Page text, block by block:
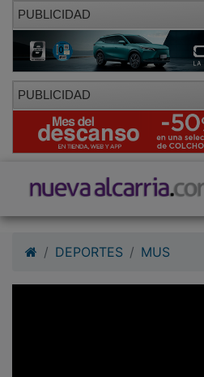
PUBLICIDAD
PUBLICIDAD